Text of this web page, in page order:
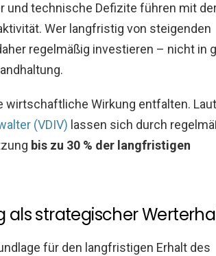
und technische Defizite führen mit
Wer langfristig von steigenden
regelmäßig investieren – nicht in
wirtschaftliche Wirkung entfalten.
(VDIV) lassen sich durch
bis zu 30 % der langfristigen
strategischer
für den langfristigen Erhalt des